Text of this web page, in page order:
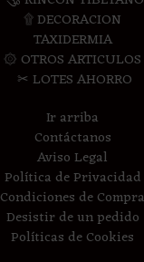
۩ DECORACION
TAXIDERMIA
۞ OTROS ARTICULOS
✂ LOTES AHORRO
Ir arriba
Contáctanos
Aviso Legal
Política de Privacidad
Condiciones de Compra
Desistir de un pedido
Políticas de Cookies